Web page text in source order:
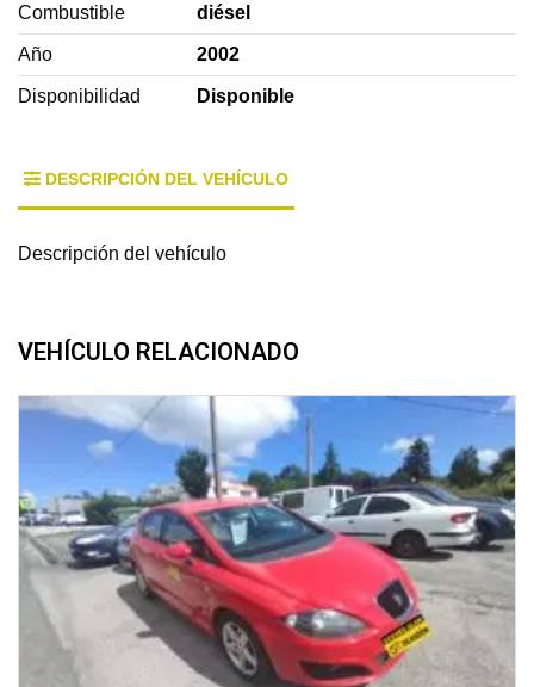
Combustible diésel
Año 2002
Disponibilidad Disponible
DESCRIPCIÓN DEL VEHÍCULO
Descripción del vehículo
VEHÍCULO RELACIONADO